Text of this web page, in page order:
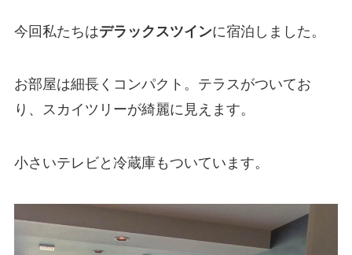
今回私たちはデラックスツインに宿泊しました。
お部屋は細長くコンパクト。テラスがついてお
り、スカイツリーが綺麗に見えます。
小さいテレビと冷蔵庫もついています。